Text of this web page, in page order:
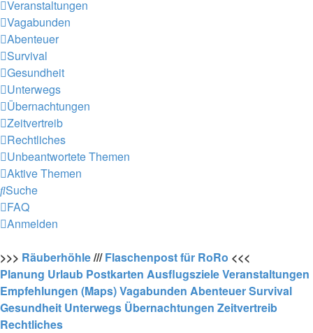
Veranstaltungen
Vagabunden
Abenteuer
Survival
Gesundheit
Unterwegs
Übernachtungen
Zeitvertreib
Rechtliches
Unbeantwortete Themen
Aktive Themen
Suche
FAQ
Anmelden
>>> Räuberhöhle///Flaschenpost für RoRo <<<
Planung Urlaub Postkarten AusflugszieleVeranstaltungen
Empfehlungen (Maps)Vagabunden AbenteuerSurvival
Gesundheit Unterwegs Übernachtungen Zeitvertreib
Rechtliches